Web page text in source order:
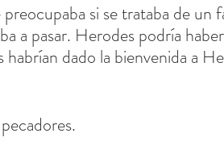
si se trataba de un
a pasar. Herodes podría
habrían dado la bienvenida a